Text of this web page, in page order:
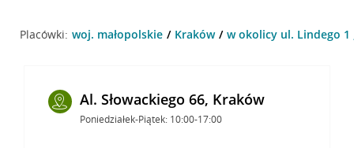
Placówki: woj. małopolskie Kraków w okolicy ul. Lindego 1
Al. Słowackiego 66, Kraków
Poniedziałek-Piątek: 10:00-17:00